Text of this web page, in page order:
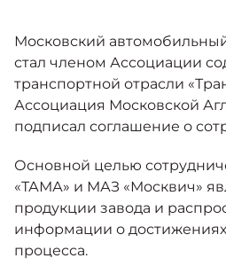
от 2 237
Москвич
от 2 069
Кредитные программы
Спецпредложения
Калькулятор трейд-ин
Страховые программы
Моторное масло
СЕРВИСНЫЕ АКЦИИ
АКСЕССУАРЫ
КОНТАКТЫ
Московский
стал членом Ассоциации
транспортной отрасли
Ассоциация Московской
подписал соглашение о
Основной целью
«ТАМА» и МАЗ «Москвич»
продукции завода и
информации о
процесса.